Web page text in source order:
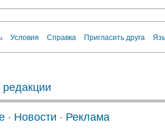
Условия Справка Пригласить друга
· Новости · Реклама